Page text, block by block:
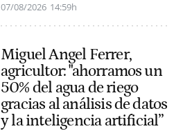
07/08/2026 14:59h
Miguel Angel Ferrer,
agricultor: "ahorramos un
50% del agua de riego
gracias al análisis de datos
y la inteligencia artificial”